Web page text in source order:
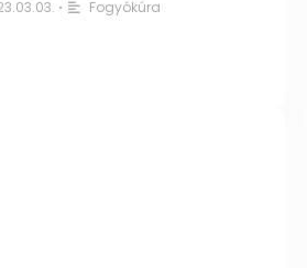
• Fogyókúra